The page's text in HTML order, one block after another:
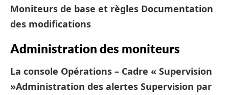
Moniteurs de base et règles Documentation
des modifications
Administration des moniteurs
La console Opérations – Cadre « Supervision
»Administration des alertes Supervision par